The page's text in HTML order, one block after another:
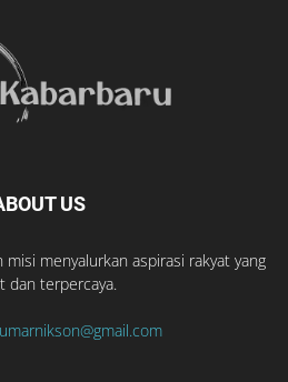
US
menyalurkan aspirasi rakyat yang
dan terpercaya.
umarnikson@gmail.com